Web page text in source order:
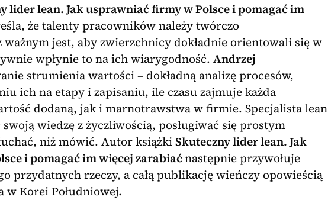
lider lean. Jak usprawniać firmy w Polsce i pomagać im
że talenty pracowników należy twórczo
jest, aby zwierzchnicy dokładnie orientowali się w
wpłynie to na ich wiarygodność. Andrzej
strumienia wartości – dokładną analizę procesów,
ich na etapy i zapisaniu, ile czasu zajmuje każda
dodaną, jak i marnotrawstwa w firmie. Specjalista lean
wiedzę z życzliwością, posługiwać się prostym
niż mówić. Autor książkiSkuteczny lider lean. Jak
i pomagać im więcej zarabiaćnastępnie przywołuje
przydatnych rzeczy, a całą publikację wieńczy opowieścią
w Korei Południowej.